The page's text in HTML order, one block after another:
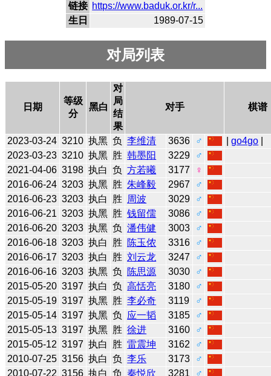
链接 https://www.baduk.or.kr/r...
生日
1989-07-15
对局列表
日期
等级
分
黑白
对
局
结
果
对手 棋谱
2023-03-24 3210 执黑 负 李维清 3636 ♂ |go4go
2023-03-23 3210 执黑 胜 韩墨阳 3229
♂
2021-04-06 3198 执白 负 方若曦 3177
♀
2016-06-24 3203 执黑 胜 朱峰毅 2967
♂
2016-06-23 3203 执白 胜 周波 3029
♂
2016-06-21 3203 执黑 胜 钱留儒 3086
♂
2016-06-20 3203 执黑 负 潘伟健 3003
♂
2016-06-18 3203 执白 胜 陈玉侬 3316
♂
2016-06-17 3203 执白 胜 刘云龙 3247
♂
2016-06-16 3203 执黑 负 陈思源 3030
♂
2015-05-20 3197 执白 负 高恬亮 3180
♂
2015-05-19 3197 执黑 胜 李必奇 3119
♂
2015-05-14 3197 执黑 负 应一韬 3185
♂
2015-05-13 3197 执黑 胜 徐进 3160
♂
2015-05-12 3197 执白 胜 雷震坤 3162
♂
2010-07-25 3156 执白 负 李乐 3173
♂
2010-07-22 3156 执白 负 秦悦欣 3281
♂